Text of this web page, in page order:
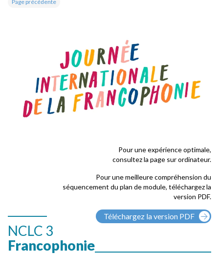
Page précédente
Pour une expérience optimale,
consultez la page sur ordinateur.
Pour une meilleure compréhension du
séquencement du plan de module, téléchargez la
version PDF.
Téléchargez la version PDF
NCLC 3
Francophonie